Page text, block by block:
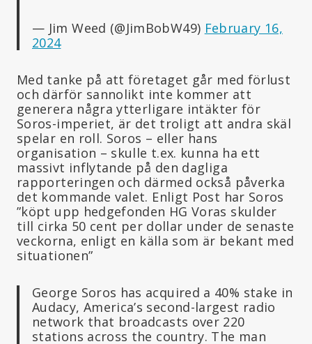
— Jim Weed (@JimBobW49) February 16,
2024
Med tanke på att företaget går med förlust
och därför sannolikt inte kommer att
generera några ytterligare intäkter för
Soros-imperiet, är det troligt att andra skäl
spelar en roll. Soros – eller hans
organisation – skulle t.ex. kunna ha ett
massivt inflytande på den dagliga
rapporteringen och därmed också påverka
det kommande valet. Enligt Post har Soros
”köpt upp hedgefonden HG Voras skulder
till cirka 50 cent per dollar under de senaste
veckorna, enligt en källa som är bekant med
situationen”
George Soros has acquired a 40% stake in
Audacy, America’s second-largest radio
network that broadcasts over 220
stations across the country. The man